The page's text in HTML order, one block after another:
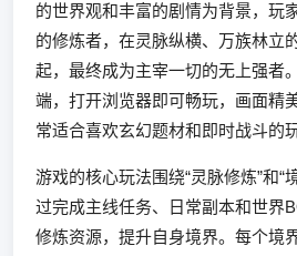
的世界观和丰富的剧情为背景，玩
的修炼者，在灵脉纵横、万族林立
起，最终成为主宰一切的无上强者
端，打开浏览器即可畅玩，画面精
常适合喜欢玄幻题材和即时战斗的玩
游戏的核心玩法围绕“灵脉修炼”和“
过完成主线任务、日常副本和世界
修炼资源，提升自身境界。每个境